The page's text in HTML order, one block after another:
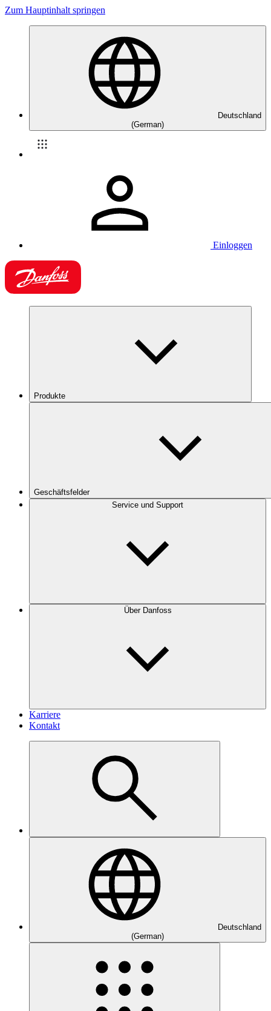
Zum Hauptinhalt springen
Deutschland
(German)
Einloggen
Produkte
Geschäftsfelder
Service und Support
Über Danfoss
Karriere
Kontakt
Deutschland
(German)